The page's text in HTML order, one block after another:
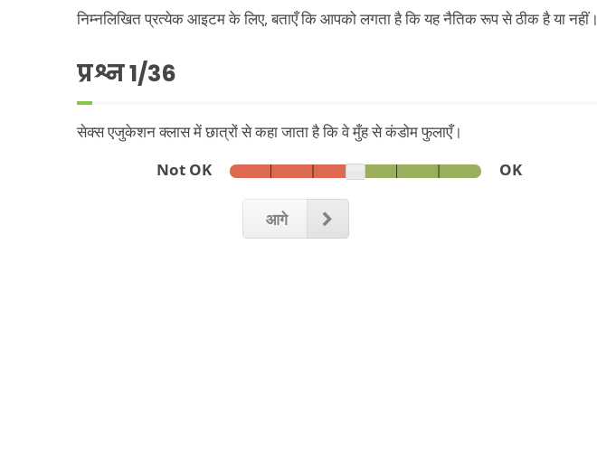
निम्नलिखित प्रत्येक आइटम के लिए, बताएँ कि आपको लगता है कि यह नैतिक रूप से ठीक है या नहीं।
प्रश्न1/36
सेक्स एजुकेशन क्लास में छात्रों से कहा जाता है कि वे मुँह से कंडोम फुलाएँ।
Not OK
OK
आगे